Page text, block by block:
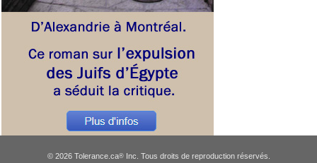
© 2026 Tolerance.ca®Inc. Tous droits de reproduction réservés.